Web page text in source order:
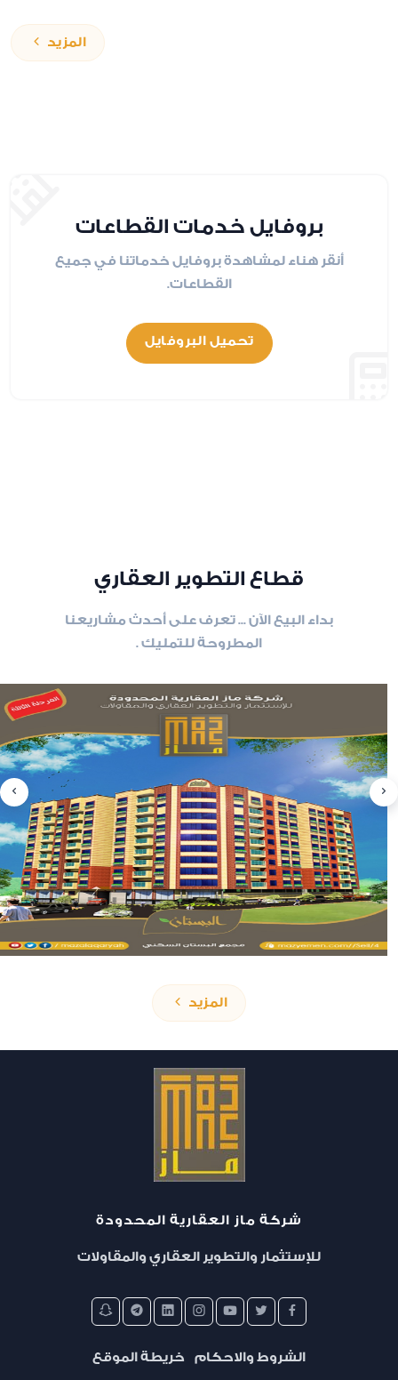
المزيد
بروفايل خدمات القطاعات
أنقر هناء لمشاهدة بروفايل خدماتنا في جميع
القطاعات.
تحميل البروفايل
قطاع التطوير العقاري
بداء البيع الآن ... تعرف على أحدث مشاريعنا
المطروحة للتمليك .
slide8of 6
تمليك
مجمع البستان السكني - المرحلة الثالثة
المزيد
شركة ماز العقارية المحدودة
للإستثمار والتطوير العقاري والمقاولات
الشروط والاحكام خريطة الموقع